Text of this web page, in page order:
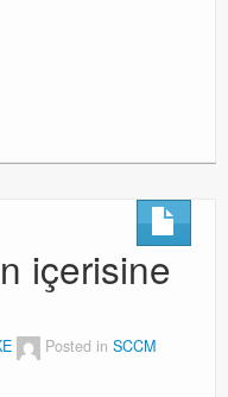
içerisine
Posted in SCCM